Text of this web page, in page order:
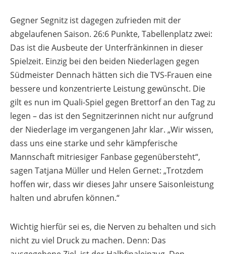
Gegner Segnitz ist dagegen zufrieden mit der
abgelaufenen Saison. 26:6 Punkte, Tabellenplatz zwei:
Das ist die Ausbeute der Unterfränkinnen in dieser
Spielzeit. Einzig bei den beiden Niederlagen gegen
Südmeister Dennach hätten sich die TVS-Frauen eine
bessere und konzentrierte Leistung gewünscht. Die
gilt es nun im Quali-Spiel gegen Brettorf an den Tag zu
legen – das ist den Segnitzerinnen nicht nur aufgrund
der Niederlage im vergangenen Jahr klar. „Wir wissen,
dass uns eine starke und sehr kämpferische
Mannschaft mitriesiger Fanbase gegenübersteht“,
sagen Tatjana Müller und Helen Gernet: „Trotzdem
hoffen wir, dass wir dieses Jahr unsere Saisonleistung
halten und abrufen können.“
Wichtig hierfür sei es, die Nerven zu behalten und sich
nicht zu viel Druck zu machen. Denn: Das